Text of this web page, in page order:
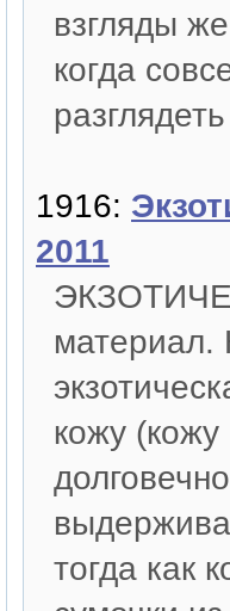
взгляды
когда
1916:
2011
материал.
кожу
тогда как